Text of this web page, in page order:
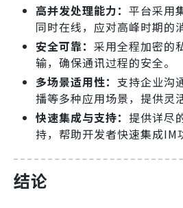
高并发处理能力： 平台采用
同时在线，应对高峰时期的
安全可靠： 采用全程加密的
输，确保通讯过程的安全。
多场景适用性： 支持企业沟
播等多种应用场景，提供灵
快速集成与支持： 提供详尽
持，帮助开发者快速集成IM
结论